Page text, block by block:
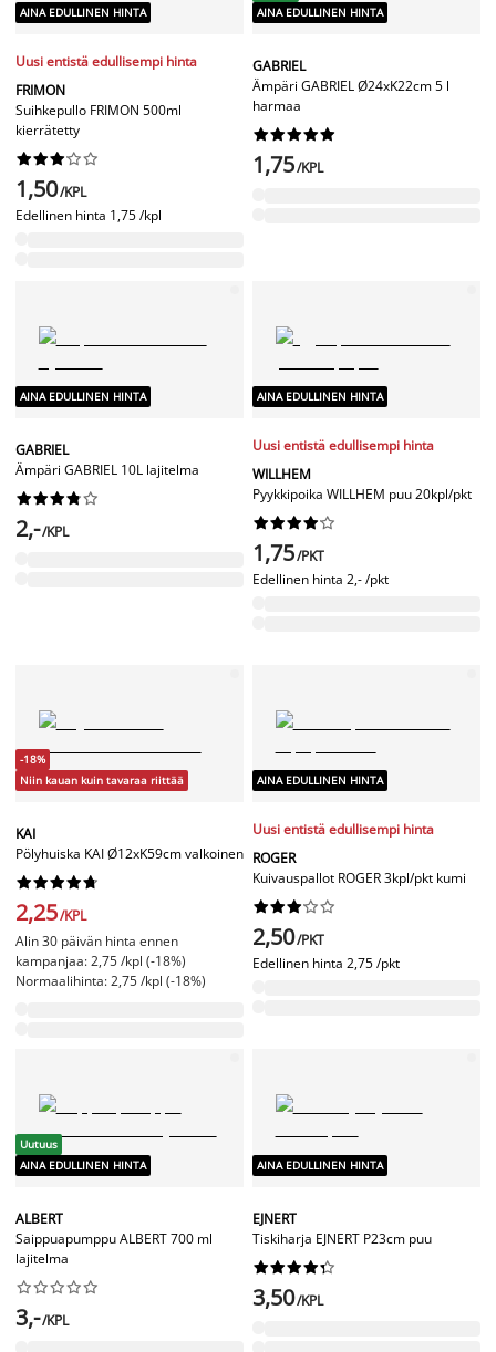
AINA EDULLINEN HINTA
Uusi entistä edullisempi hinta
FRIMON
Suihkepullo FRIMON 500ml
kierrätetty






1,50/KPL
Edellinen hinta 1,75 /kpl
AINA EDULLINEN HINTA
GABRIEL
Ämpäri GABRIEL Ø24xK22cm 5 l
harmaa






1,75/KPL
AINA EDULLINEN HINTA
GABRIEL
Ämpäri GABRIEL 10L lajitelma






2,-/KPL
AINA EDULLINEN HINTA
Uusi entistä edullisempi hinta
WILLHEM
Pyykkipoika WILLHEM puu 20kpl/pkt






1,75/PKT
Edellinen hinta 2,- /pkt
-18%
Niin kauan kuin tavaraa riittää
KAI
Pölyhuiska KAI Ø12xK59cm valkoinen






2,25/KPL
Alin 30 päivän hinta ennen
kampanjaa: 2,75 /kpl (-18%)
Normaalihinta: 2,75 /kpl (-18%)
AINA EDULLINEN HINTA
Uusi entistä edullisempi hinta
ROGER
Kuivauspallot ROGER 3kpl/pkt kumi






2,50/PKT
Edellinen hinta 2,75 /pkt
Uutuus
AINA EDULLINEN HINTA
ALBERT
Saippuapumppu ALBERT 700 ml
lajitelma






3,-/KPL
AINA EDULLINEN HINTA
EJNERT
Tiskiharja EJNERT P23cm puu






3,50/KPL